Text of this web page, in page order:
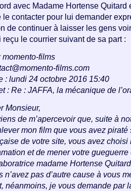
avec Madame Hortense Quitard
le contacter pour lui demander
de continuer à laisser les gens
reçu le courrier suivant de sa part :
momento-films
films.com
: lundi 24 octobre 2016 15:40
: Re : JAFFA, la mécanique de
Monsieur,
de m’apercevoir que, suite à
mon film que vous avez
de votre site, vous avez choisi
et de mener votre gueguerre
madame Hortense
n’avez pas d’autre cause à vous
néanmoins, je vous demande par